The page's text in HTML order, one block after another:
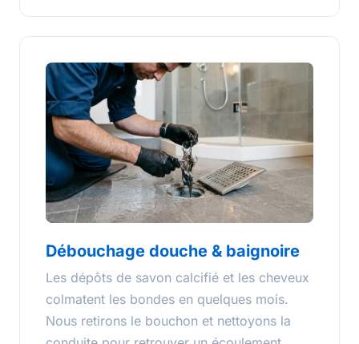
Débouchage douche & baignoire
Les dépôts de savon calcifié et les cheveux
colmatent les bondes en quelques mois.
Nous retirons le bouchon et nettoyons la